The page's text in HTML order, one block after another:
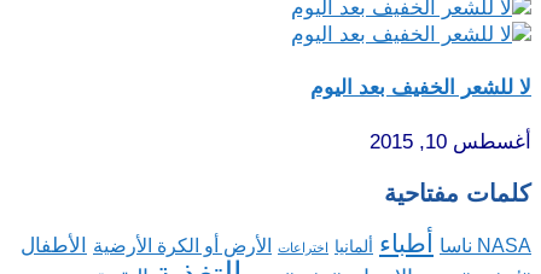
لا للشعر الخفيف بعد اليوم
أغسطس 10, 2015
كلمات مفتاحية
NASA ناسا أطباء ألمانيا اختراعات الأرض أو الكرة الأرضية الأطفال